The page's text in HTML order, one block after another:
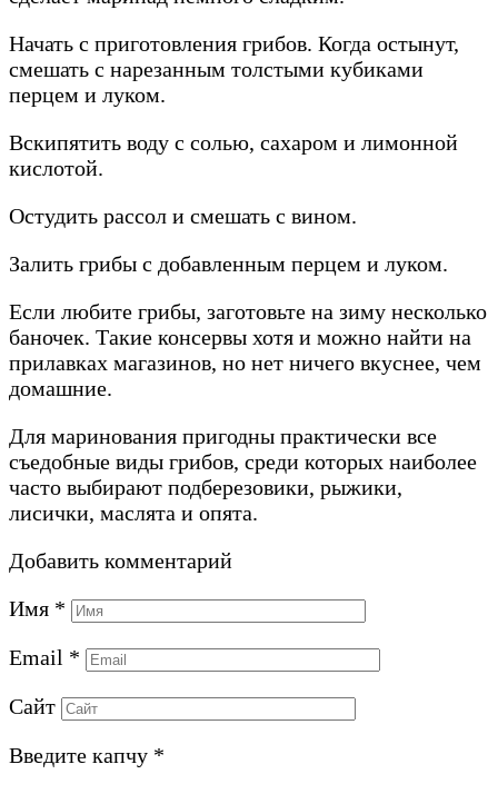
Начать с приготовления грибов. Когда остынут,
смешать с нарезанным толстыми кубиками
перцем и луком.
Вскипятить воду с солью, сахаром и лимонной
кислотой.
Остудить рассол и смешать с вином.
Залить грибы с добавленным перцем и луком.
Если любите грибы, заготовьте на зиму несколько
баночек. Такие консервы хотя и можно найти на
прилавках магазинов, но нет ничего вкуснее, чем
домашние.
Для маринования пригодны практически все
съедобные виды грибов, среди которых наиболее
часто выбирают подберезовики, рыжики,
лисички, маслята и опята.
Добавить комментарий
Имя *
Email *
Сайт
Введите капчу *